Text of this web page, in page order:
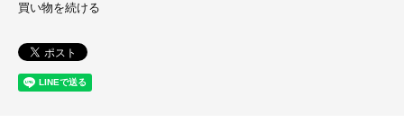
買い物を続ける